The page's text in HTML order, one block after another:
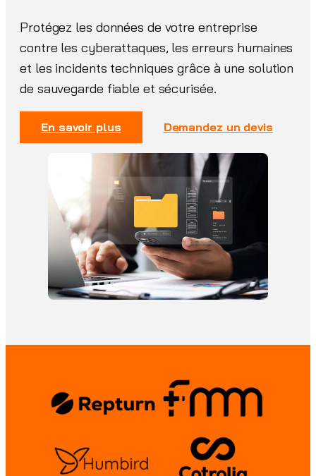
Protégez les données de votre entreprise
contre les cyberattaques, les erreurs humaines
et les incidents techniques grâce à une solution
de sauvegarde fiable et sécurisée.
En savoir plus Demandez un devis